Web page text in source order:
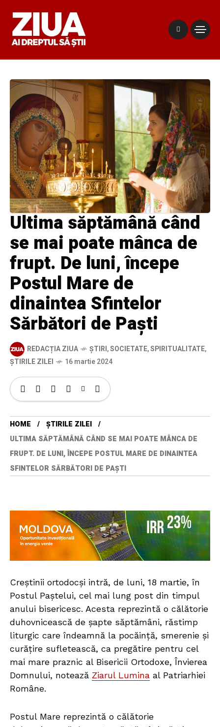
Ultima săptămână când
se mai poate mânca de
frupt. De luni, începe
Postul Mare de
dinaintea Sfintelor
Sărbători de Paști
REDACȚIA ZIUA ȘTIRI,SOCIETATE,SPIRITUALITATE,
ȘTIRILE ZILEI
16 martie 2024
HOME
ȘTIRILE ZILEI
ULTIMA SĂPTĂMÂNĂ CÂND SE MAI POATE MÂNCA DE
FRUPT. DE LUNI, ÎNCEPE POSTUL MARE DE DINAINTEA
SFINTELOR SĂRBĂTORI DE PAȘTI
Creștinii ortodocși intră, de luni, 18 martie, în
Postul Paștelui, cel mai lung post din timpul
anului bisericesc. Acesta reprezintă o călătorie
duhovnicească de șapte săptămâni, răstimp
liturgic care îndeamnă la pocăință, smerenie și
curățire sufletească, ca pregătire pentru cel
mai mare praznic al Bisericii Ortodoxe, Învierea
Domnului, notează Ziarul Lumina al Patriarhiei
Române.
Postul Mare reprezintă o călătorie